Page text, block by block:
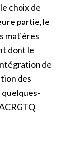
choix de
partie, le
matières
dont le
de
des